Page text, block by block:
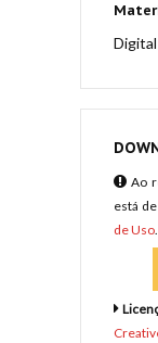
Digital
Ao
está
de Uso.